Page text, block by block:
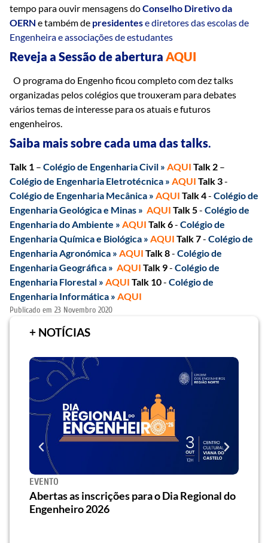
tempo para ouvir mensagens doConselho Diretivo da
OERN e também de presidentese diretores das escolas de
Engenheira e associações de estudantes
Reveja a Sessão de abertura AQUI
O programa do Engenho ficou completo com dez talks
organizadas pelos colégios que trouxeram para debates
vários temas de interesse para os atuais e futuros
engenheiros.
Saiba mais sobre cada uma das talks.
Talk 1 – Colégio de Engenharia Civil » AQUI Talk 2 –
Colégio de Engenharia Eletrotécnica » AQUI Talk 3-
Colégio de Engenharia Mecânica » AQUI Talk 4- Colégio de
Engenharia Geológica e Minas » AQUI Talk 5- Colégio de
Engenharia do Ambiente » AQUI Talk 6- Colégio de
Engenharia Química e Biológica » AQUI Talk 7- Colégio de
Engenharia Agronómica » AQUI Talk 8- Colégio de
Engenharia Geográfica » AQUI Talk 9- Colégio de
Engenharia Florestal » AQUI Talk 10- Colégio de
Engenharia Informática » AQUI
Publicado em 23 Novembro 2020
+ NOTÍCIAS
EVENTO
Abertas as inscrições para o Dia Regional do
Engenheiro 2026